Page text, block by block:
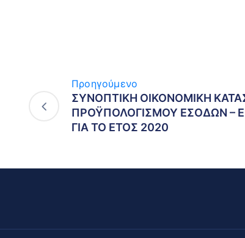
Προηγούμενο
ΣΥΝΟΠΤΙΚΗ ΟΙΚΟΝΟΜΙΚΗ
ΠΡΟΫΠΟΛΟΓΙΣΜΟΥ ΕΣΟΔΩΝ –
ΓΙΑ ΤΟ ΕΤΟΣ 2020